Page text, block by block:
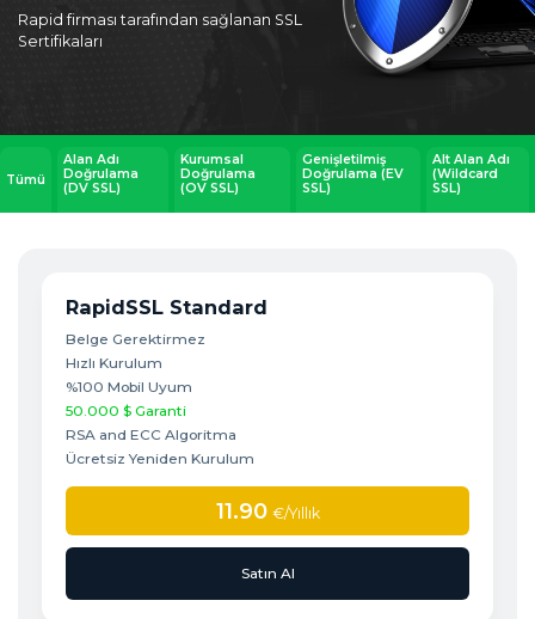
Rapid firması tarafından sağlanan SSL
Sertifikaları
Tümü
Alan Adı
Doğrulama
(DV SSL)
Kurumsal
Doğrulama
(OV SSL)
Genişletilmiş
Doğrulama (EV
SSL)
Alt Alan Adı
(Wildcard
SSL)
RapidSSL Standard
Belge Gerektirmez
Hızlı Kurulum
%100 Mobil Uyum
50.000 $ Garanti
RSA and ECC Algoritma
Ücretsiz Yeniden Kurulum
11.90 €/Yıllık
Satın Al